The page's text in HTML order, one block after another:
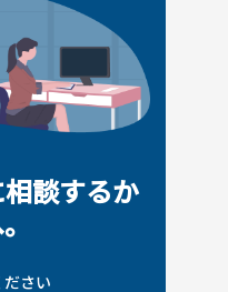
談するか
さい